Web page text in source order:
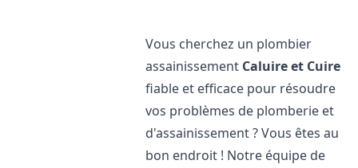
Vous cherchez un plombier
assainissement Caluire et Cuire
fiable et efficace pour résoudre
vos problèmes de plomberie et
d'assainissement ? Vous êtes au
bon endroit ! Notre équipe de